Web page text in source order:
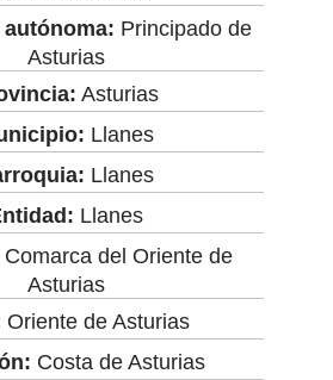
Principado de
Asturias
Asturias
Llanes
Llanes
Llanes
Comarca del Oriente de
Asturias
Oriente de Asturias
Costa de Asturias